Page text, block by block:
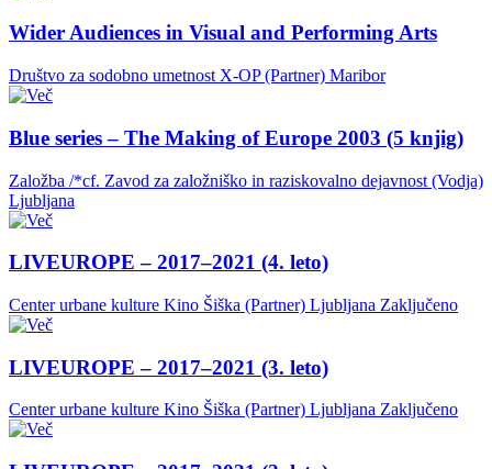
Wider Audiences in Visual and Performing Arts
Društvo za sodobno umetnost X-OP (Partner) Maribor
Blue series – The Making of Europe 2003 (5 knjig)
Založba /*cf. Zavod za založniško in raziskovalno dejavnost (Vodja)
Ljubljana
LIVEUROPE – 2017–2021 (4. leto)
Center urbane kulture Kino Šiška (Partner) Ljubljana Zaključeno
LIVEUROPE – 2017–2021 (3. leto)
Center urbane kulture Kino Šiška (Partner) Ljubljana Zaključeno